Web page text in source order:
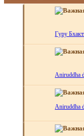
Гуру
Aniruddha
Aniruddha